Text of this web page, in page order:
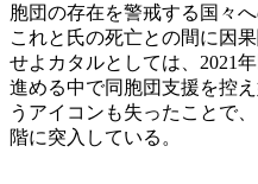
胞団の存在を警戒する国々
これと氏の死亡との間に因
せよカタルとしては、2021
進める中で同胞団支援を控
うアイコンも失ったことで
階に突入している。